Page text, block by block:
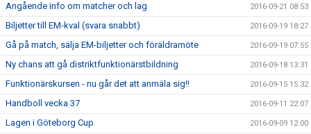
Angående info om matcher och lag 2016-09-21 08:53
Biljetter till EM-kval (svara snabbt) 2016-09-19 18:27
Gå på match, sälja EM-biljetter och föräldramöte 2016-09-19 07:55
Ny chans att gå distriktfunktionärstbildning 2016-09-18 13:31
Funktionärskursen - nu går det att anmäla sig!! 2016-09-15 15:32
Handboll vecka 37 2016-09-11 22:07
Lagen i Göteborg Cup 2016-09-09 12:00